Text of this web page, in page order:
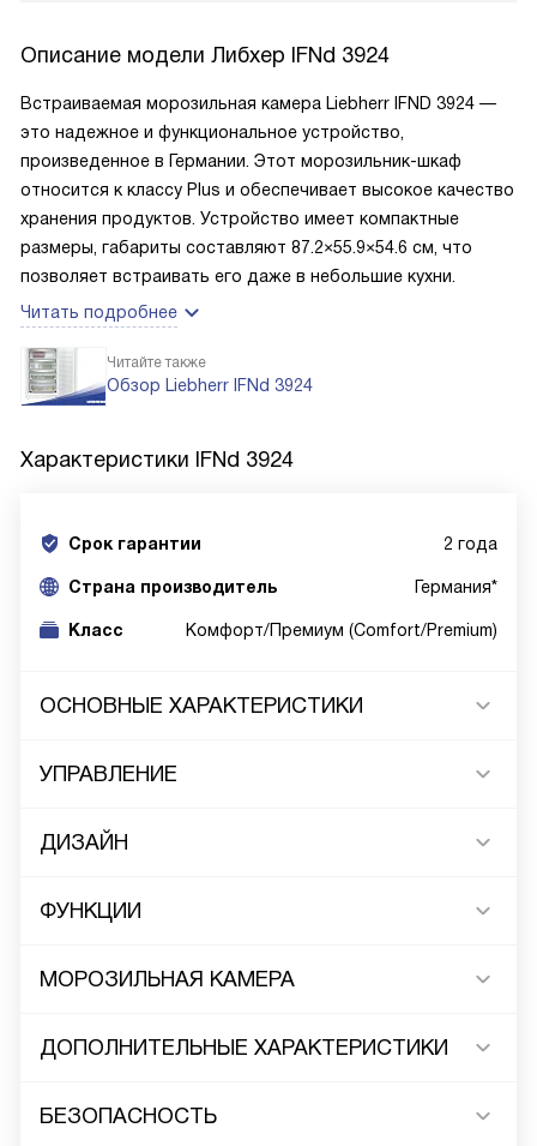
Описание модели Либхер IFNd 3924
Встраиваемая морозильная камера Liebherr IFND 3924 —
это надежное и функциональное устройство,
произведенное в Германии. Этот морозильник-шкаф
относится к классу Plus и обеспечивает высокое качество
хранения продуктов. Устройство имеет компактные
размеры, габариты составляют 87.2×55.9×54.6 см, что
позволяет встраивать его даже в небольшие кухни.
Читать подробнее
Читайте также
Обзор Liebherr IFNd 3924
Характеристики IFNd 3924
Срок гарантии 2 года
Cтрана производитель Германия*
Класс Комфорт/Премиум (Comfort/Premium)
ОСНОВНЫЕ ХАРАКТЕРИСТИКИ
УПРАВЛЕНИЕ
ДИЗАЙН
ФУНКЦИИ
МОРОЗИЛЬНАЯ КАМЕРА
ДОПОЛНИТЕЛЬНЫЕ ХАРАКТЕРИСТИКИ
БЕЗОПАСНОСТЬ